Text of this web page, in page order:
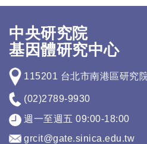
中央研究院
基因體研究中心
115201 台北市南港區研究
(02)2789-9930
週一至週五 09:00-18:00
grcit@gate.sinica.edu.tw